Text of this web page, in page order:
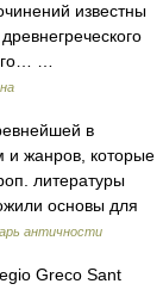
известны
…
в
и жанров, которые
литературы
основы для
античности
Greco Sant